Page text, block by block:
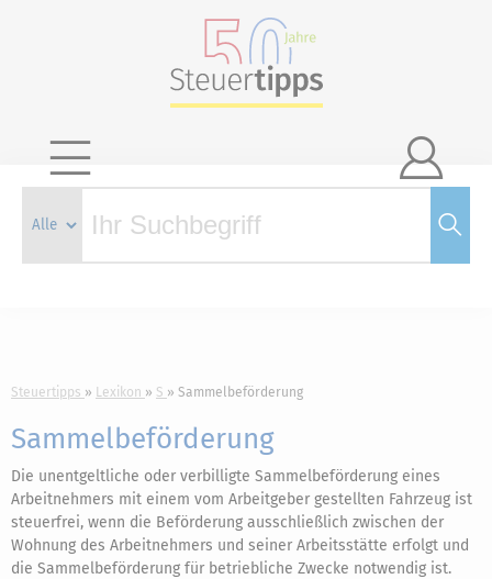

Steuertipps Lexikon S Sammelbeförderung
Sammelbeförderung
Die unentgeltliche oder verbilligte Sammelbeförderung eines
Arbeitnehmers mit einem vom Arbeitgeber gestellten Fahrzeug ist
steuerfrei, wenn die Beförderung ausschließlich zwischen der
Wohnung des Arbeitnehmers und seiner Arbeitsstätte erfolgt und
die Sammelbeförderung für betriebliche Zwecke notwendig ist.